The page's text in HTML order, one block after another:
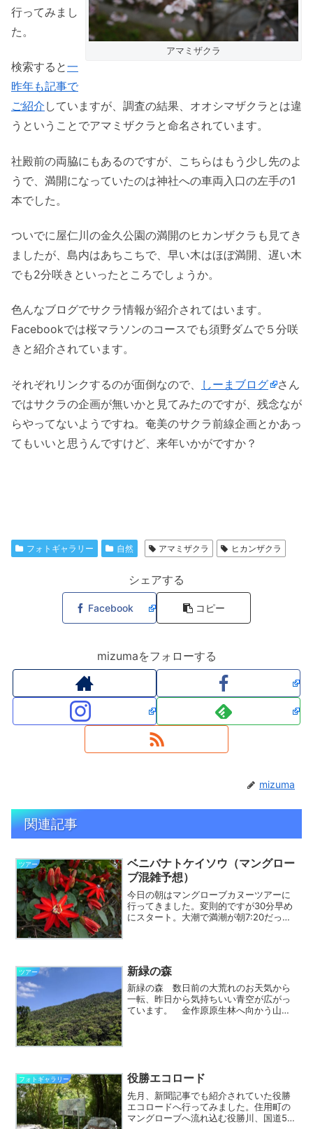
アマミザクラ
行ってみまし
た。
検索すると一
昨年も記事で
ご紹介 していますが、調査の結果、オオシマザクラとは違
うということでアマミザクラと命名されています。
社殿前の両脇にもあるのですが、こちらはもう少し先のよ
うで、満開になっていたのは神社への車両入口の左手の1
本でした。
ついでに屋仁川の金久公園の満開のヒカンザクラも見てき
ましたが、島内はあちこちで、早い木はほぼ満開、遅い木
でも2分咲きといったところでしょうか。
色んなブログでサクラ情報が紹介されてはいます。
Facebookでは桜マラソンのコースでも須野ダムで５分咲
きと紹介されています。
それぞれリンクするのが面倒なので、 しーまブログ
さん
ではサクラの企画が無いかと見てみたのですが、残念なが
らやってないようですね。奄美のサクラ前線企画とかあっ
てもいいと思うんですけど、来年いかがですか？
フォトギャラリー 自然 アマミザクラ ヒカンザクラ
シェアする
Facebook コピー
mizumaをフォローする
mizuma
関連記事
ツアー
ベニバナトケイソウ（マングロー
ブ混雑予想）
今日の朝はマングローブカヌーツアーに
行ってきました。変則的ですが30分早め
にスタート。大潮で満潮が朝7:20だった
ツアー 新緑の森
新緑の森 数日前の大荒れのお天気から
一転、昨日から気持ちいい青空が広がっ
ています。 金作原原生林へ向かう山道
フォトギャラリー 役勝エコロード
先月、新聞記事でも紹介されていた役勝
エコロードへ行ってみました。住用町の
マングローブへ流れ込む役勝川、国道58